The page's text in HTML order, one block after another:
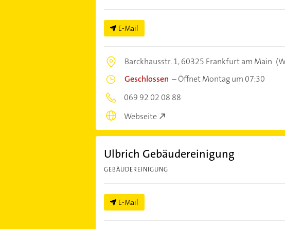
E-Mail
Barckhausstr. 1,60325 Frankfurt am Main
Geschlossen –Öffnet Montag um 07:30
069 92 02 08 88
Webseite
Ulbrich Gebäudereinigung
GEBÄUDEREINIGUNG
E-Mail